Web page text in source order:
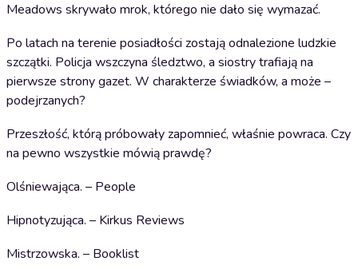
Meadows skrywało mrok, którego nie dało się wymazać.
Po latach na terenie posiadłości zostają odnalezione ludzkie
szczątki. Policja wszczyna śledztwo, a siostry trafiają na
pierwsze strony gazet. W charakterze świadków, a może –
podejrzanych?
Przeszłość, którą próbowały zapomnieć, właśnie powraca. Czy
na pewno wszystkie mówią prawdę?
Olśniewająca. – People
Hipnotyzująca. – Kirkus Reviews
Mistrzowska. – Booklist